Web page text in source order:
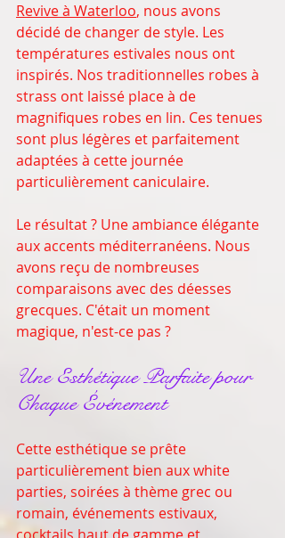
Revive à Waterloo, nous avons
décidé de changer de style. Les
températures estivales nous ont
inspirés. Nos traditionnelles robes à
strass ont laissé place à de
magnifiques robes en lin. Ces tenues
sont plus légères et parfaitement
adaptées à cette journée
particulièrement caniculaire.
Le résultat ? Une ambiance élégante
aux accents méditerranéens. Nous
avons reçu de nombreuses
comparaisons avec des déesses
grecques. C'était un moment
magique, n'est-ce pas ?
Une Esthétique Parfaite pour
Chaque Événement
Cette esthétique se prête
particulièrement bien aux white
parties, soirées à thème grec ou
romain, événements estivaux,